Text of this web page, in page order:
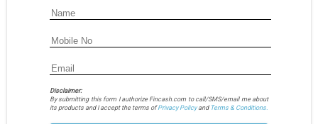
Disclaimer:
By submitting this form I authorize Fincash.com to call/SMS/email me about
its products and I accept the terms ofPrivacy Policyand Terms & Conditions.